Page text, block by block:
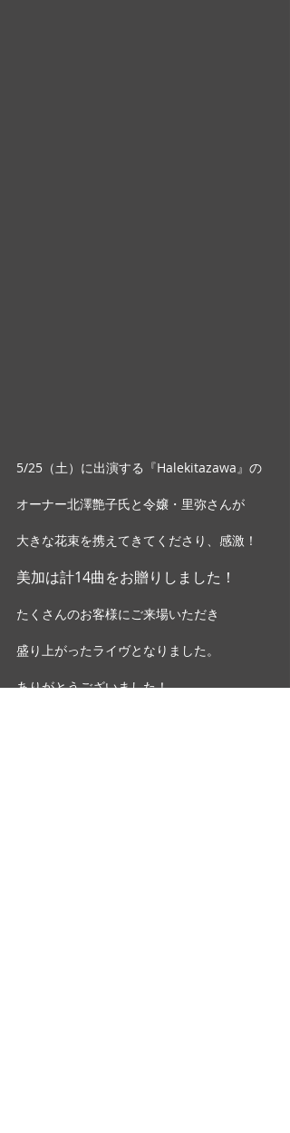
5/25（土）に出演する『Halekitazawa』の
オーナー北澤艶子氏と令嬢・里弥さんが
大きな花束を携えてきてくださり、感激！
美加は計14曲をお贈りしました！
たくさんのお客様にご来場いただき
盛り上がったライヴとなりました。
ありがとうございました！